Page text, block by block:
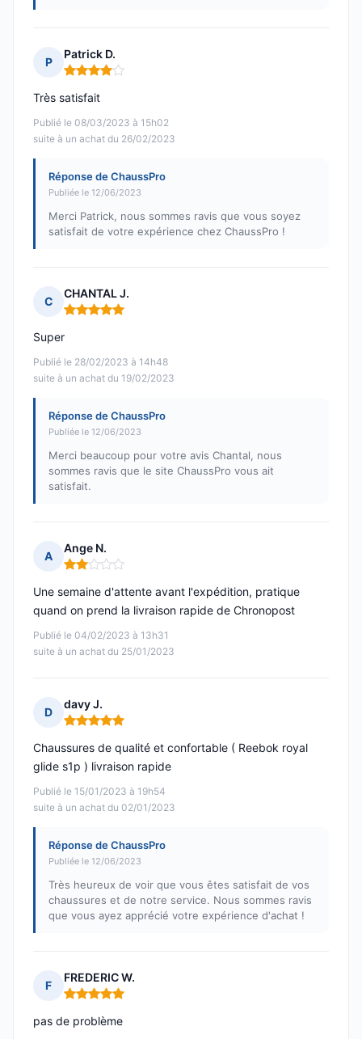
P
Patrick D.
Note : 4 sur 5
Publié le 08/03/2023 à 15h02
suite à un achat du 26/02/2023
Très satisfait
Réponse de ChaussPro
Publiée le 12/06/2023
Merci Patrick, nous sommes ravis que vous soyez
satisfait de votre expérience chez ChaussPro !
C
CHANTAL J.
Note : 5 sur 5
Publié le 28/02/2023 à 14h48
suite à un achat du 19/02/2023
Super
Réponse de ChaussPro
Publiée le 12/06/2023
Merci beaucoup pour votre avis Chantal, nous
sommes ravis que le site ChaussPro vous ait
satisfait.
A
Ange N.
Note : 2 sur 5
Publié le 04/02/2023 à 13h31
suite à un achat du 25/01/2023
Une semaine d'attente avant l'expédition, pratique
quand on prend la livraison rapide de Chronopost
D
davy J.
Note : 5 sur 5
Publié le 15/01/2023 à 19h54
suite à un achat du 02/01/2023
Chaussures de qualité et confortable ( Reebok royal
glide s1p ) livraison rapide
Réponse de ChaussPro
Publiée le 12/06/2023
Très heureux de voir que vous êtes satisfait de vos
chaussures et de notre service. Nous sommes ravis
que vous ayez apprécié votre expérience d'achat !
F
FREDERIC W.
Note : 5 sur 5
pas de problème